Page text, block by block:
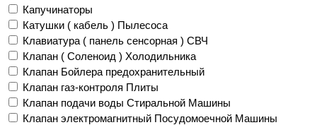
Капучинаторы
Катушки ( кабель ) Пылесоса
Клавиатура ( панель сенсорная ) СВЧ
Клапан ( Соленоид ) Холодильника
Клапан Бойлера предохранительный
Клапан газ-контроля Плиты
Клапан подачи воды Стиральной Машины
Клапан электромагнитный Посудомоечной Машины